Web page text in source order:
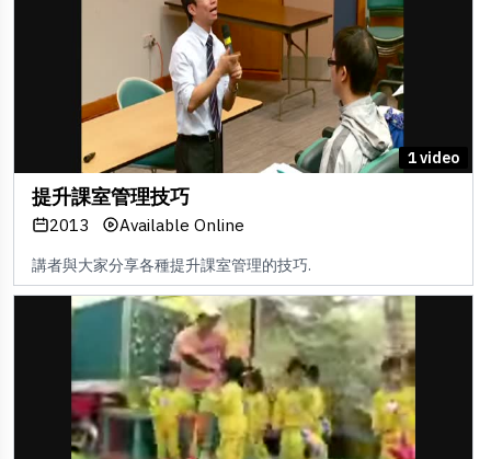
1 video
提升課室管理技巧
2013 Available Online
講者與大家分享各種提升課室管理的技巧.